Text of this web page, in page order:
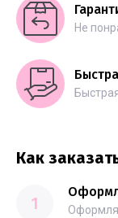
Не
Как
1